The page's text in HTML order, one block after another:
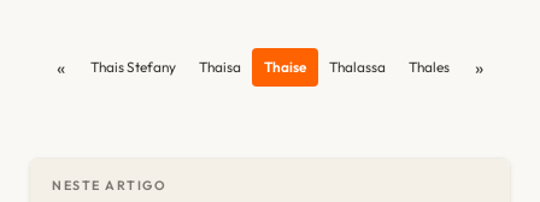
« Thais Stefany Thaisa Thaise Thalassa Thales »
NESTE ARTIGO